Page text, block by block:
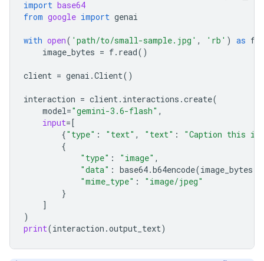
import base64
from google import genai
with open( 'path/to/small-sample.jpg' , 'rb' ) as f
image_bytes = f. read()
client = genai .Client()
interaction = client. interactions .create(
model="gemini-3.6-flash" ,
input=[
{"type" : "text" , "text" :
"Caption this
{
"type" : "image" ,
"data" : base64.b64encode(image_bytes
"mime_type" :
"image/jpeg"
}
]
)
print(interaction .output_text)